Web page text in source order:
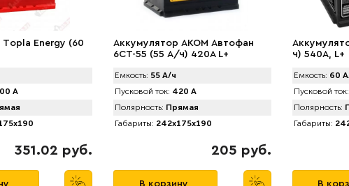
Energy (60
А
351.02 руб.
Аккумулятор AKOM Автофан
6CT-55 (55 А/ч) 420А L+
Емкость: 55 А/ч
Пусковой ток: 420 А
Полярность: Прямая
Габариты: 242x175x190
205 руб.
В корзину
ч) 540A, L+
Емкость: 60
Пусковой ток:
Полярность:
Габариты:
В